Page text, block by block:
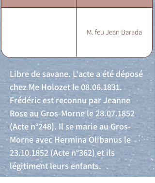
M. feu Jean Barada
Libre de savane. L'acte a été déposé
chez Me Holozet le08.06.1831.
Frédéric est reconnu par Jeanne
Rose au Gros-Morne le28.07.1852
(Acte n°248). Il se marie au Gros-
Morne avec Hermina Olibanus le
23.10.1852 (Acte n°362) et ils
légitiment leurs enfants.